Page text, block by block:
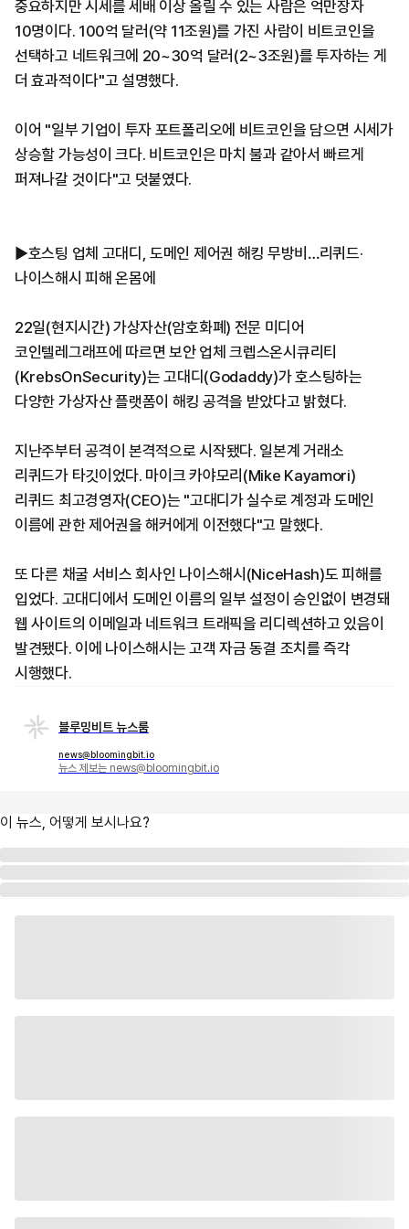
중요하지만 시세를 세배 이상 올릴 수 있는 사람은 억만장자
10명이다. 100억 달러(약 11조원)를 가진 사람이 비트코인을
선택하고 네트워크에 20~30억 달러(2~3조원)를 투자하는 게
더 효과적이다"고 설명했다.
이어 "일부 기업이 투자 포트폴리오에 비트코인을 담으면 시세가
상승할 가능성이 크다. 비트코인은 마치 불과 같아서 빠르게
퍼져나갈 것이다"고 덧붙였다.
▶호스팅 업체 고대디, 도메인 제어권 해킹 무방비…리퀴드·
나이스해시 피해 온몸에
22일(현지시간) 가상자산(암호화폐) 전문 미디어
코인텔레그래프에 따르면 보안 업체 크렙스온시큐리티
(KrebsOnSecurity)는 고대디(Godaddy)가 호스팅하는
다양한 가상자산 플랫폼이 해킹 공격을 받았다고 밝혔다.
지난주부터 공격이 본격적으로 시작됐다. 일본계 거래소
리퀴드가 타깃이었다. 마이크 카야모리(Mike Kayamori)
리퀴드 최고경영자(CEO)는 "고대디가 실수로 계정과 도메인
이름에 관한 제어권을 해커에게 이전했다"고 말했다.
또 다른 채굴 서비스 회사인 나이스해시(NiceHash)도 피해를
입었다. 고대디에서 도메인 이름의 일부 설정이 승인없이 변경돼
웹 사이트의 이메일과 네트워크 트래픽을 리디렉션하고 있음이
발견됐다. 이에 나이스해시는 고객 자금 동결 조치를 즉각
시행했다.
블루밍비트 뉴스룸
news@bloomingbit.io
뉴스 제보는 news@bloomingbit.io
이 뉴스, 어떻게 보시나요?